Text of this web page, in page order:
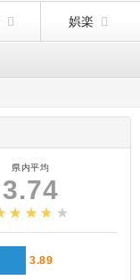
娯楽
県内平均
3.74
3.89